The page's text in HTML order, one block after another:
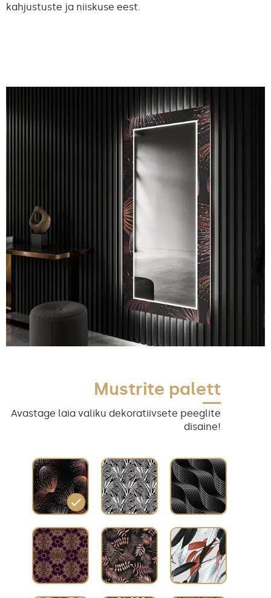
kahjustuste ja niiskuse eest.
Mustrite palett
Avastage laia valiku dekoratiivsete peeglite
disaine!